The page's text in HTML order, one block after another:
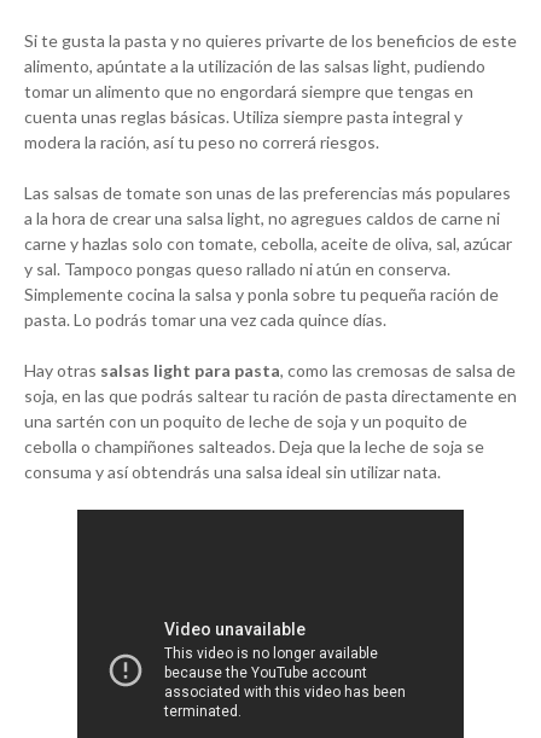
Si te gusta la pasta y no quieres privarte de los beneficios de este
alimento, apúntate a la utilización de las salsas light, pudiendo
tomar un alimento que no engordará siempre que tengas en
cuenta unas reglas básicas. Utiliza siempre pasta integral y
modera la ración, así tu peso no correrá riesgos.
Las salsas de tomate son unas de las preferencias más populares
a la hora de crear una salsa light, no agregues caldos de carne ni
carne y hazlas solo con tomate, cebolla, aceite de oliva, sal, azúcar
y sal. Tampoco pongas queso rallado ni atún en conserva.
Simplemente cocina la salsa y ponla sobre tu pequeña ración de
pasta. Lo podrás tomar una vez cada quince días.
Hay otras salsas light para pasta, como las cremosas de salsa de
soja, en las que podrás saltear tu ración de pasta directamente en
una sartén con un poquito de leche de soja y un poquito de
cebolla o champiñones salteados. Deja que la leche de soja se
consuma y así obtendrás una salsa ideal sin utilizar nata.